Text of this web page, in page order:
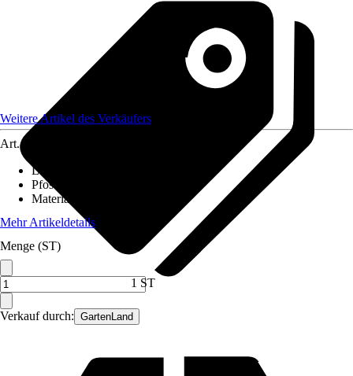
Verkauf durch: GartenLand
Weitere Artikel des Verkäufers
Art.-Nr.
Länge
Pfostenstärke
Material
Mehr Artikeldetails
Menge (ST)
1 ST